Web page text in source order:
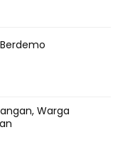
Warga